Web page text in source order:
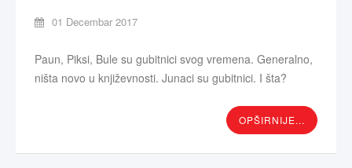
01 Decembar 2017
Paun, Piksi, Bule su gubitnici svog vremena. Generalno,
ništa novo u književnosti. Junaci su gubitnici. I šta?
OPŠIRNIJE...